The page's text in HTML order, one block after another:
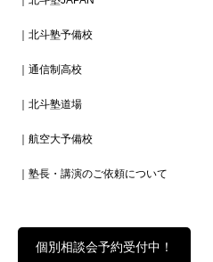
｜北斗塾予備校
｜通信制高校
｜北斗塾道場
｜航空大予備校
｜塾長・講演のご依頼について
個別相談会予約受付中！